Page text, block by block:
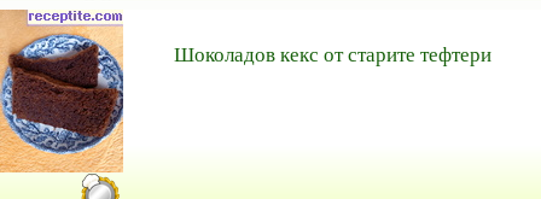
Шоколадов кекс от старите тефтери